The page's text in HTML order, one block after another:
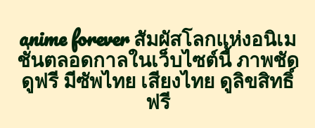
contentanime forever สัมผัสโลกแห่งอนิเม
ชั่นตลอดกาลในเว็บไซต์นี้ ภาพชัด
ดูฟรี มีซัพไทย เสียงไทย ดูลิขสิทธิ์
ฟรี